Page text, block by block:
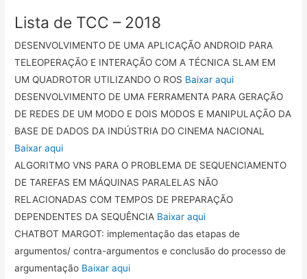
Lista de TCC – 2018
DESENVOLVIMENTO DE UMA APLICAÇÃO ANDROID PARA
TELEOPERAÇÃO E INTERAÇÃO COM A TÉCNICA SLAM EM
UM QUADROTOR UTILIZANDO O ROS Baixar aqui
DESENVOLVIMENTO DE UMA FERRAMENTA PARA GERAÇÃO
DE REDES DE UM MODO E DOIS MODOS E MANIPULAÇÃO DA
BASE DE DADOS DA INDÚSTRIA DO CINEMA NACIONAL
Baixar aqui
ALGORITMO VNS PARA O PROBLEMA DE SEQUENCIAMENTO
DE TAREFAS EM MÁQUINAS PARALELAS NÃO
RELACIONADAS COM TEMPOS DE PREPARAÇÃO
DEPENDENTES DA SEQUÊNCIA Baixar aqui
CHATBOT MARGOT: implementação das etapas de
argumentos/ contra-argumentos e conclusão do processo de
argumentação Baixar aqui